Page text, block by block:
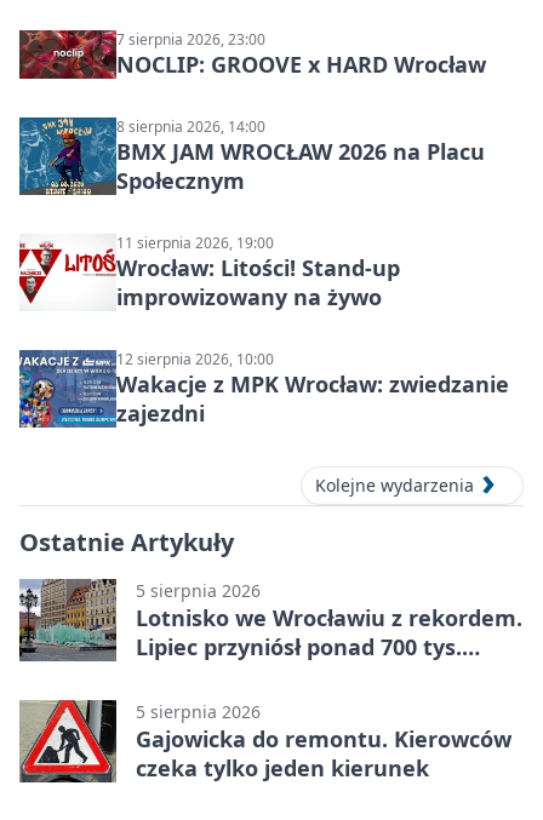
7 sierpnia 2026, 23:00
NOCLIP: GROOVE x HARD Wrocław
8 sierpnia 2026, 14:00
BMX JAM WROCŁAW 2026 na Placu
Społecznym
11 sierpnia 2026, 19:00
Wrocław: Litości! Stand-up
improwizowany na żywo
12 sierpnia 2026, 10:00
Wakacje z MPK Wrocław: zwiedzanie
zajezdni
Kolejne wydarzenia
Ostatnie Artykuły
5 sierpnia 2026
Lotnisko we Wrocławiu z rekordem.
Lipiec przyniósł ponad 700 tys.
5 sierpnia 2026
Gajowicka do remontu. Kierowców
czeka tylko jeden kierunek